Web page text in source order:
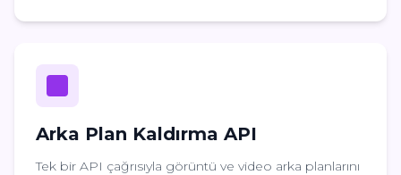
Arka Plan Kaldırma API
Tek bir API çağrısıyla görüntü ve video arka planlarını